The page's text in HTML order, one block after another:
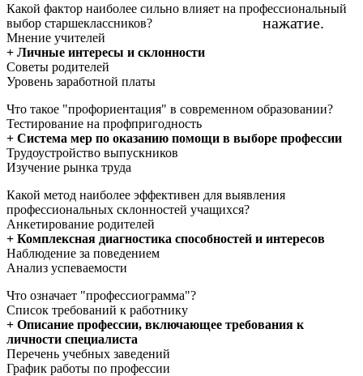
нажатие.
Какой фактор наиболее сильно влияет на профессиональный
выбор старшеклассников?
Мнение учителей
+ Личные интересы и склонности
Советы родителей
Уровень заработной платы
Что такое "профориентация" в современном образовании?
Тестирование на профпригодность
+ Система мер по оказанию помощи в выборе профессии
Трудоустройство выпускников
Изучение рынка труда
Какой метод наиболее эффективен для выявления
профессиональных склонностей учащихся?
Анкетирование родителей
+ Комплексная диагностика способностей и интересов
Наблюдение за поведением
Анализ успеваемости
Что означает "профессиограмма"?
Список требований к работнику
+ Описание профессии, включающее требования к
личности специалиста
Перечень учебных заведений
График работы по профессии